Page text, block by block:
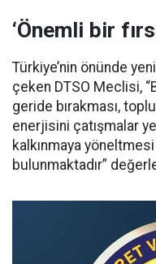
‘Önemli bir
Türkiye’nin önünde
çeken DTSO Meclisi,
geride bırakması,
enerjisini çatışmalar
kalkınmaya
bulunmaktadır”